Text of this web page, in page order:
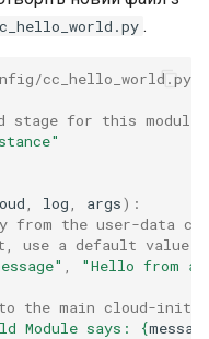
.
cc_hello_world.py
stage for this module
log args):
from the user-data
a default value.
"Hello from a
to the main cloud-init
Module says: {